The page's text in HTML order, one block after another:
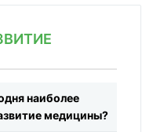
наиболее
медицины?